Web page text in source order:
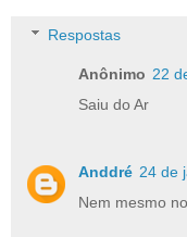
Respostas
Anônimo 22
Saiu do Ar
Anddré 24 de
Nem mesmo